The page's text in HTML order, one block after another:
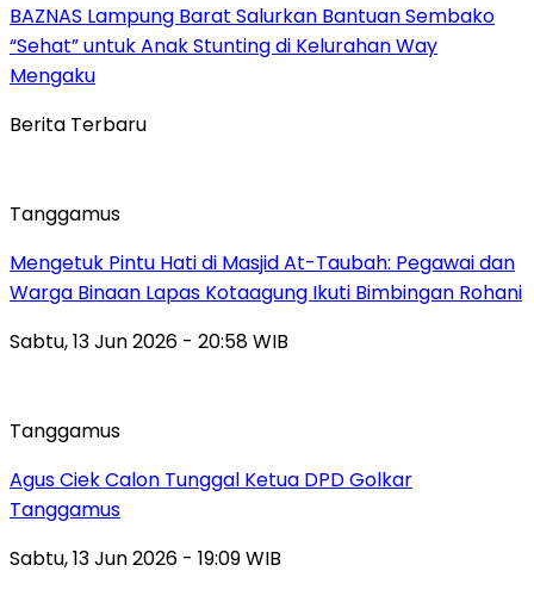
BAZNAS Lampung Barat Salurkan Bantuan Sembako
“Sehat” untuk Anak Stunting di Kelurahan Way
Mengaku
Berita Terbaru
Tanggamus
Mengetuk Pintu Hati di Masjid At-Taubah: Pegawai dan
Warga Binaan Lapas Kotaagung Ikuti Bimbingan Rohani
Sabtu, 13 Jun 2026 - 20:58 WIB
Tanggamus
Agus Ciek Calon Tunggal Ketua DPD Golkar
Tanggamus
Sabtu, 13 Jun 2026 - 19:09 WIB